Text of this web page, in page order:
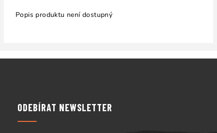
Popis produktu není dostupný
ODEBÍRAT NEWSLETTER